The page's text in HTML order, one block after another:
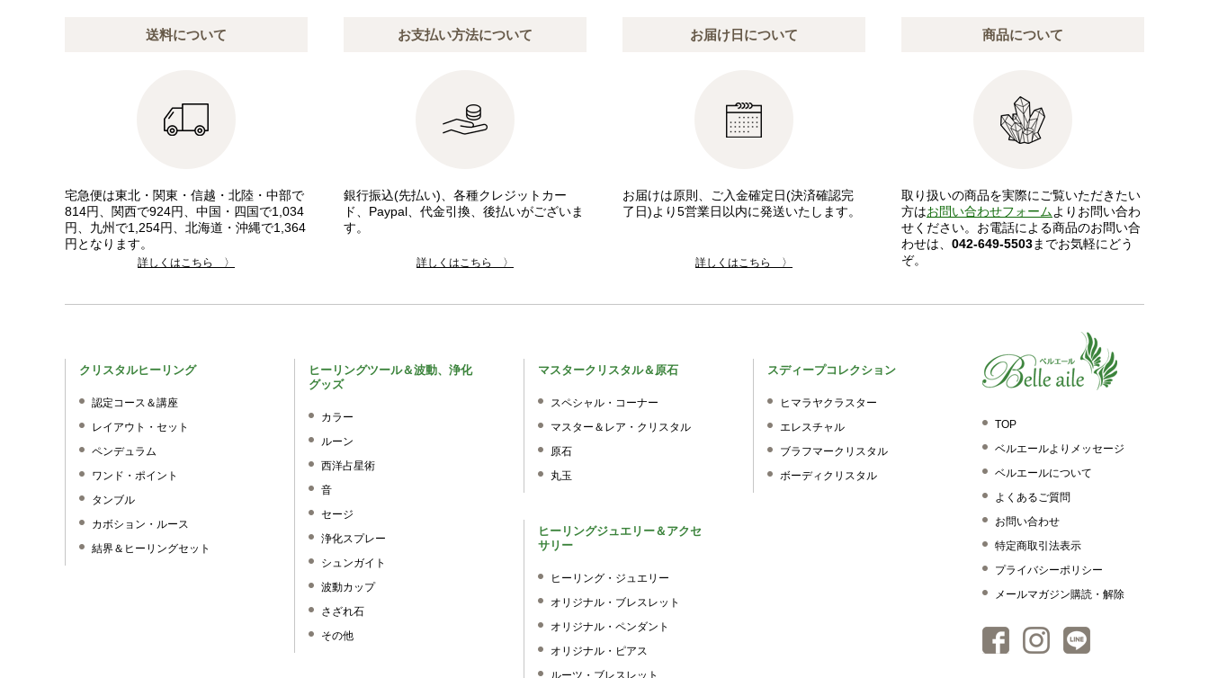
送料について
宅急便は東北・関東・信越・北陸・中部で
814円、関西で924円、中国・四国で1,034
円、九州で1,254円、北海道・沖縄で1,364
円となります。
詳しくはこちら 〉
お支払い方法について
銀行振込(先払い)、各種クレジットカー
ド、Paypal、代金引換、後払いがございま
す。
詳しくはこちら 〉
お届け日について
お届けは原則、ご入金確定日(決済確認完
了日)より5営業日以内に発送いたします。
詳しくはこちら 〉
商品について
取り扱いの商品を実際にご覧いただきたい
方はお問い合わせフォームよりお問い合わ
せください。お電話による商品のお問い合
わせは、 042-649-5503までお気軽にどう
ぞ。
TOP
ベルエールよりメッセージ
ベルエールについて
よくあるご質問
お問い合わせ
特定商取引法表示
プライバシーポリシー
メールマガジン購読・解除
クリスタルヒーリング
認定コース＆講座
レイアウト・セット
ペンデュラム
ワンド・ポイント
タンブル
カボション・ルース
結界＆ヒーリングセット
ヒーリングツール＆波動、浄化
グッズ
カラー
ルーン
西洋占星術
音
セージ
浄化スプレー
シュンガイト
波動カップ
さざれ石
その他
マスタークリスタル＆原石
スペシャル・コーナー
マスター＆レア・クリスタル
原石
丸玉
ヒーリングジュエリー＆アクセ
サリー
ヒーリング・ジュエリー
オリジナル・ブレスレット
オリジナル・ペンダント
オリジナル・ピアス
スディープコレクション
ヒマラヤクラスター
エレスチャル
ブラフマークリスタル
ボーディクリスタル